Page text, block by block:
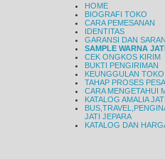
HOME
BIOGRAFI TOKO
CARA PEMESANAN
IDENTITAS
GARANSI DAN SARAN
SAMPLE WARNA
CEK ONGKOS KIRIM
BUKTI PENGIRIMAN
KEUNGGULAN TOKO
TAHAP PROSES
CARA MENGETAHUI
KATALOG AMALIA
JATI JEPARA
KATALOG DAN